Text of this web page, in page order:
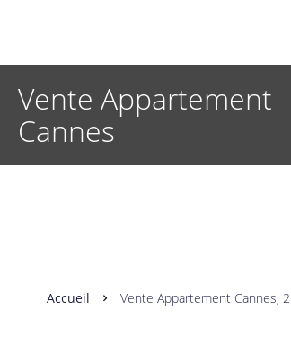
Vente Appartement
Cannes
Accueil Vente Appartement Cannes,